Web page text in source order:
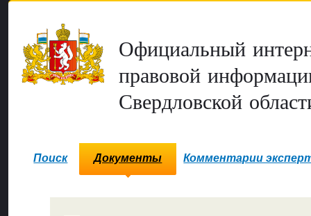
Официальный
правовой
Свердловской
Поиск Документы Комментарии